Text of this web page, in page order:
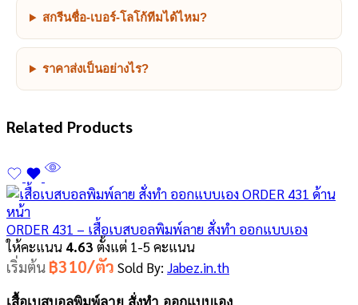
สกรีนชื่อ-เบอร์-โลโก้ทีมได้ไหม?
ราคาส่งเป็นอย่างไร?
Related Products
ORDER 431 – เสื้อเบสบอลพิมพ์ลาย สั่งทำ ออกแบบเอง
ให้คะแนน 4.63 ตั้งแต่ 1-5 คะแนน
เริ่มต้น ฿310/ตัว Sold By: Jabez.in.th